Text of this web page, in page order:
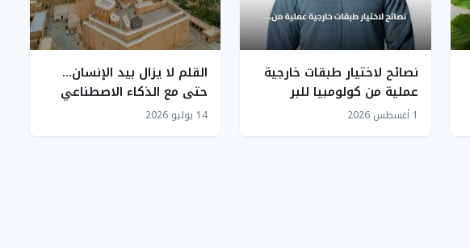
نصائح لاختيار طبقات خارجية
عملية من كولومبيا للبر
والمدينة1 أغسطس 2026
القلم لا يزال بيد الإنسان…
حتى مع الذكاء الاصطناعي
14 يوليو 2026